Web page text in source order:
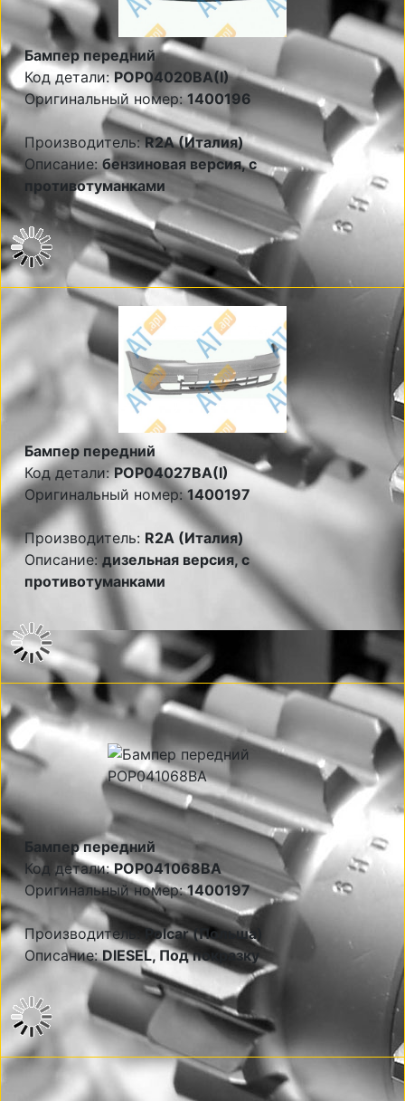
Бампер передний
Код детали:POP04020BA(I)
Оригинальный номер:1400196
Производитель:R2A (Италия)
Описание:бензиновая версия, с
противотуманками
Бампер передний
Код детали:POP04027BA(I)
Оригинальный номер:1400197
Производитель: R2A (Италия)
Описание: дизельная версия, с
противотуманками
Бампер передний
Код детали:POP041068BA
Оригинальный номер:1400197
Производитель:
Polcar (Польша)
Описание:DIESEL, Под покразку